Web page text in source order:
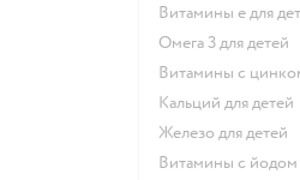
Витамины е для
Омега 3 для детей
Витамины с
Кальций для детей
Железо для детей
Витамины с йодом